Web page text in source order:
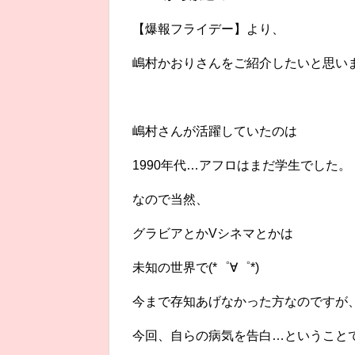
【爆報フライデー】より、
嶋村かおりさんをご紹介したいと思い
嶋村さんが活躍していたのは
1990年代…アフロはまだ学生でした。
なので当然、
グラビアとかVシネマとかは
未知の世界で(*゜∀゜*)
今まで存知あげなかった方なのですが、
今回、自らの病気を告白…ということ